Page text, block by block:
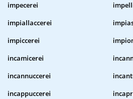
impecerei
impiallaccerei
impiccerei
incamicerei
incannuccerei
incappuccerei